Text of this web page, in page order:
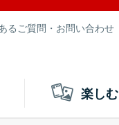
るご質問・お問い合わせ
楽しむ